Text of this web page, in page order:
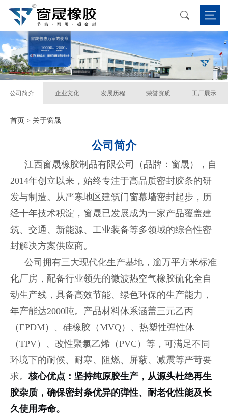
公司简介 企业文化 发展历程 荣誉资质 工厂展示
首页 > 关于窗晟
公司简介
江西窗晟橡胶制品有限公司（品牌：窗晟），自
2014年创立以来，始终专注于高品质密封胶条的研
发与制造。从严寒地区建筑门窗幕墙密封起步，历
经十年技术积淀，窗晟已发展成为一家产品覆盖建
筑、交通、新能源、工业装备等多领域的综合性密
封解决方案供应商。
公司拥有三大现代化生产基地，逾万平方米标准
化厂房，配备行业领先的微波热空气橡胶硫化全自
动生产线，具备高效节能、绿色环保的生产能力，
年产能达2000吨。产品材料体系涵盖三元乙丙
（EPDM）、硅橡胶（MVQ）、热塑性弹性体
（TPV）、改性聚氯乙烯（PVC）等，可满足不同
环境下的耐候、耐寒、阻燃、屏蔽、减震等严苛要
求。核心优点：坚持纯原胶生产，从源头杜绝再生
胶杂质，确保密封条优异的弹性、耐老化性能及长
久使用寿命。